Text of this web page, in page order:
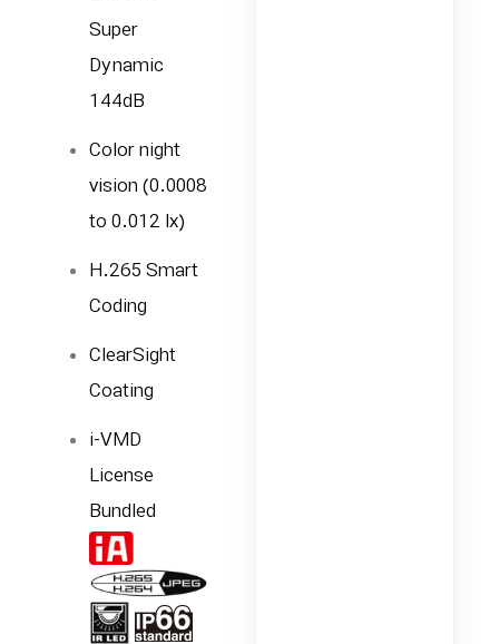
Super
Dynamic
144dB
Color night
vision (0.0008
to 0.012 lx)
H.265 Smart
Coding
ClearSight
Coating
i-VMD
License
Bundled